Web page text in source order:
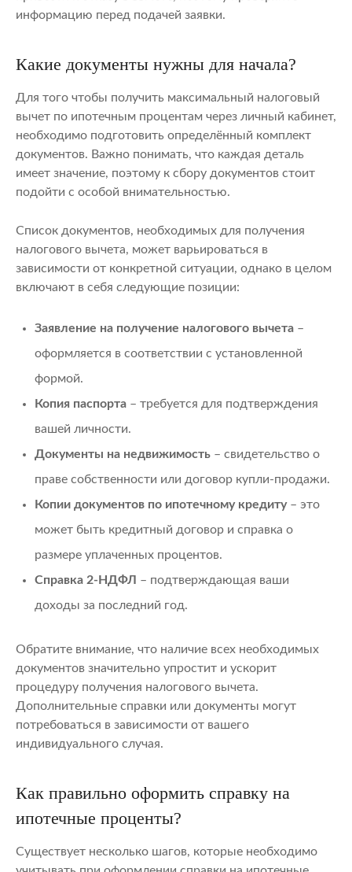
информацию перед подачей заявки.
Какие документы нужны для начала?
Для того чтобы получить максимальный налоговый
вычет по ипотечным процентам через личный кабинет,
необходимо подготовить определённый комплект
документов. Важно понимать, что каждая деталь
имеет значение, поэтому к сбору документов стоит
подойти с особой внимательностью.
Список документов, необходимых для получения
налогового вычета, может варьироваться в
зависимости от конкретной ситуации, однако в целом
включают в себя следующие позиции:
Заявление на получение налогового вычета –
оформляется в соответствии с установленной
формой.
Копия паспорта – требуется для подтверждения
вашей личности.
Документы на недвижимость – свидетельство о
праве собственности или договор купли-продажи.
Копии документов по ипотечному кредиту– это
может быть кредитный договор и справка о
размере уплаченных процентов.
Справка 2-НДФЛ – подтверждающая ваши
доходы за последний год.
Обратите внимание, что наличие всех необходимых
документов значительно упростит и ускорит
процедуру получения налогового вычета.
Дополнительные справки или документы могут
потребоваться в зависимости от вашего
индивидуального случая.
Как правильно оформить справку на
ипотечные проценты?
Существует несколько шагов, которые необходимо